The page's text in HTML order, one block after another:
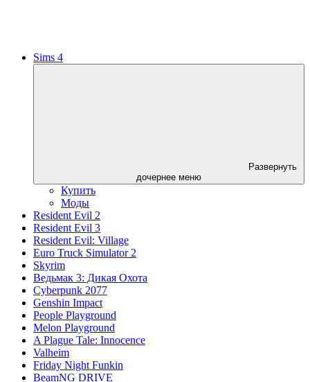
Sims 4
Развернуть
дочернее меню
Купить
Моды
Resident Evil 2
Resident Evil 3
Resident Evil: Village
Euro Truck Simulator 2
Skyrim
Ведьмак 3: Дикая Охота
Cyberpunk 2077
Genshin Impact
People Playground
Melon Playground
A Plague Tale: Innocence
Valheim
Friday Night Funkin
BeamNG DRIVE